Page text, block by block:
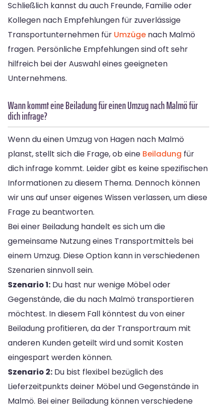
Schließlich kannst du auch Freunde, Familie oder
Kollegen nach Empfehlungen für zuverlässige
Transportunternehmen für Umzüge nach Malmö
fragen. Persönliche Empfehlungen sind oft sehr
hilfreich bei der Auswahl eines geeigneten
Unternehmens.
Wann kommt eine Beiladung für einen Umzug nach Malmö für
dich infrage?
Wenn du einen Umzug von Hagen nach Malmö
planst, stellt sich die Frage, ob eine Beiladung für
dich infrage kommt. Leider gibt es keine spezifischen
Informationen zu diesem Thema. Dennoch können
wir uns auf unser eigenes Wissen verlassen, um diese
Frage zu beantworten.
Bei einer Beiladung handelt es sich um die
gemeinsame Nutzung eines Transportmittels bei
einem Umzug. Diese Option kann in verschiedenen
Szenarien sinnvoll sein.
Szenario 1: Du hast nur wenige Möbel oder
Gegenstände, die du nach Malmö transportieren
möchtest. In diesem Fall könntest du von einer
Beiladung profitieren, da der Transportraum mit
anderen Kunden geteilt wird und somit Kosten
eingespart werden können.
Szenario 2: Du bist flexibel bezüglich des
Lieferzeitpunkts deiner Möbel und Gegenstände in
Malmö. Bei einer Beiladung können verschiedene